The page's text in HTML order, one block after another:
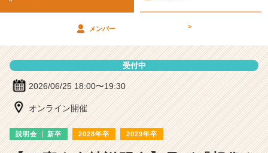
細
|
ー・
企
業
メンバー >
受付中
2026/06/25 18:00〜19:30
オンライン開催
説明会 新卒 2028年卒 2029年卒